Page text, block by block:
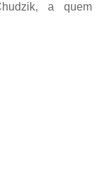
a quem